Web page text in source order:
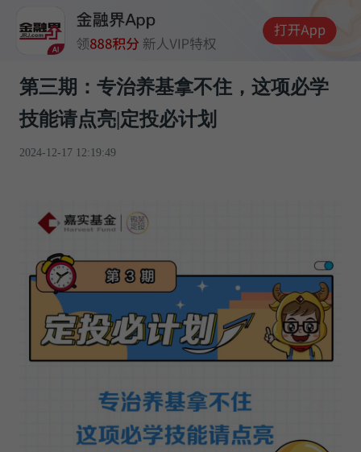
第三期：专治养基拿不住，这项必学
技能请点亮|定投必计划
2024-12-17 12:19:49